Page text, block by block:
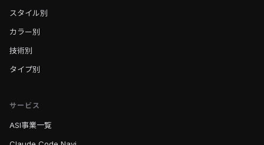
スタイル別
カラー別
技術別
タイプ別
サービス
ASI事業一覧